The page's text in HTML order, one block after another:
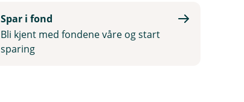
Spar i fond
Bli kjent med fondene våre og start
sparing